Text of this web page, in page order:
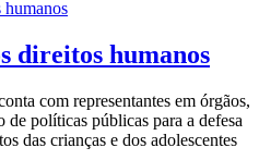
direitos humanos
com representantes em órgãos,
de políticas públicas para a defesa
das crianças e dos adolescentes